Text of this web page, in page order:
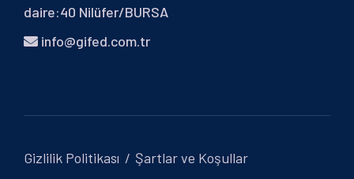
daire:40 Nilüfer/BURSA
info@gifed.com.tr
Gizlilik Politikası Şartlar ve Koşullar